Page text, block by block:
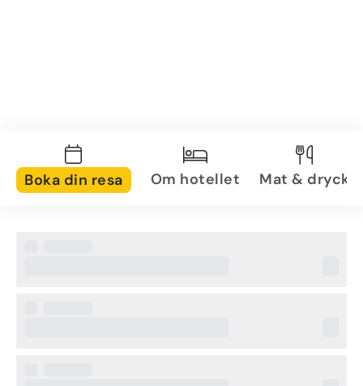
Boka din resa Om hotellet Mat & dryck